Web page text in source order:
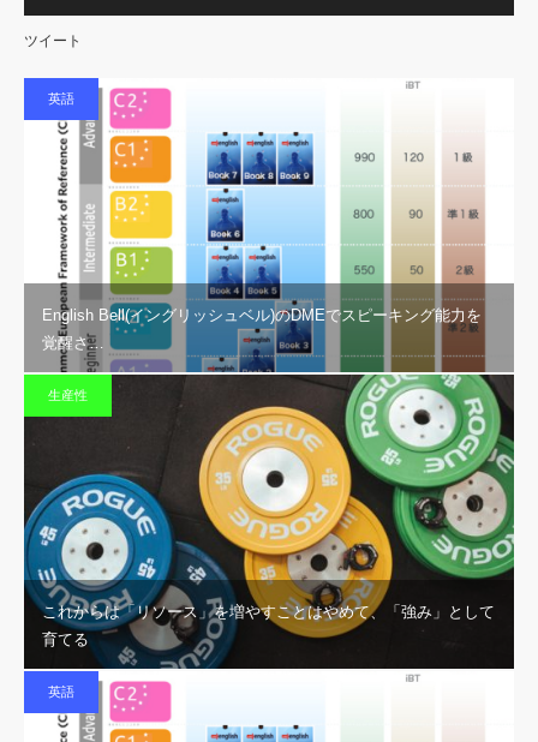
ツイート
英語
English Bell(イングリッシュベル)のDMEでスピーキング能力を
覚醒さ…
生産性
これからは「リソース」を増やすことはやめて、「強み」として
育てる
英語